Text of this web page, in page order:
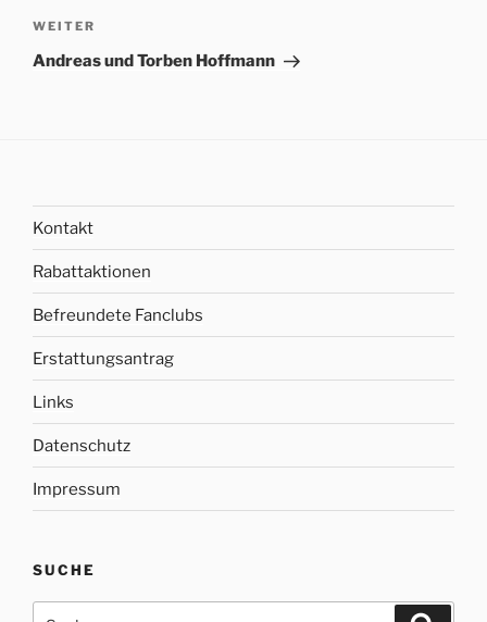
Nächster
Beitrag
WEITER
Andreas und Torben Hoffmann
Kontakt
Rabattaktionen
Befreundete Fanclubs
Erstattungsantrag
Links
Datenschutz
Impressum
SUCHE